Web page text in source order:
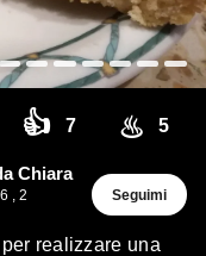
👍 7 ♨ 5
Chiara
, 2
Seguimi
realizzare una